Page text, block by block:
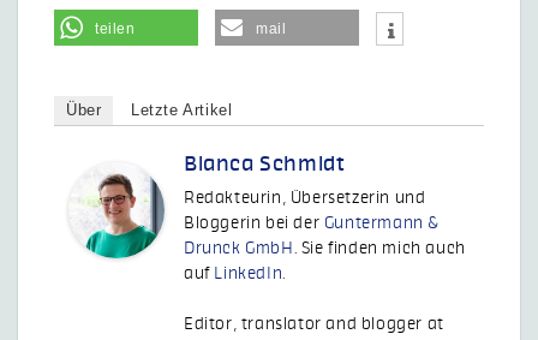
teilen mail
Über Letzte Artikel
Bianca Schmidt
Redakteurin, Übersetzerin und
Bloggerin bei der Guntermann &
Drunck GmbH . Sie finden mich auch
auf LinkedIn.
Editor, translator and blogger at